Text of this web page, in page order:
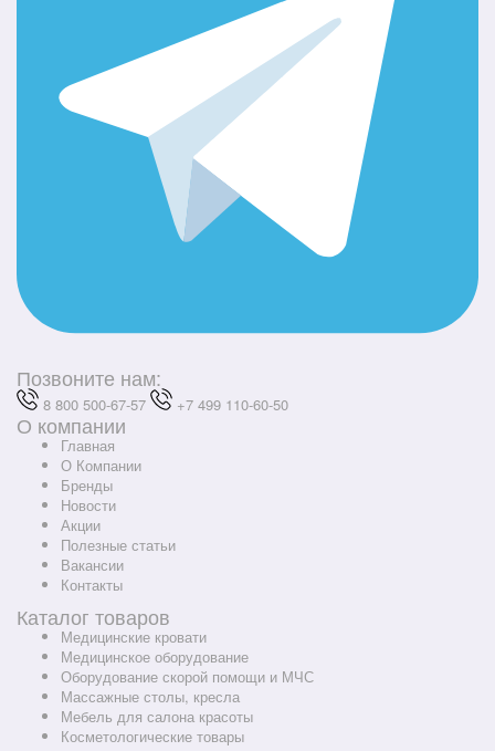
Позвоните нам:
8 800 500-67-57 +7 499 110-60-50
О компании
Главная
О Компании
Бренды
Новости
Акции
Полезные статьи
Вакансии
Контакты
Каталог товаров
Медицинские кровати
Медицинское оборудование
Оборудование скорой помощи и МЧС
Массажные столы, кресла
Мебель для салона красоты
Косметологические товары